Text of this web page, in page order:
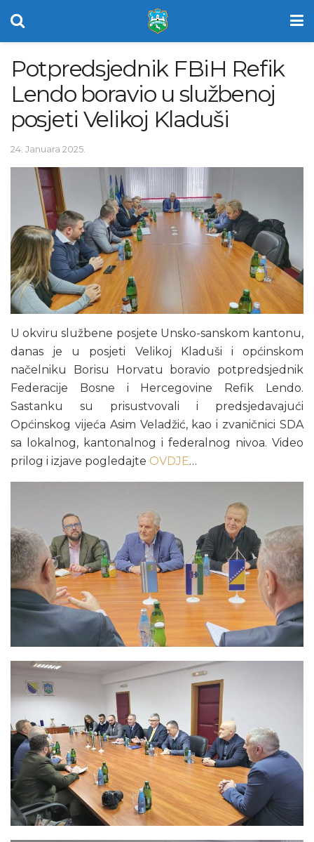
Potpredsjednik FBiH Refik
Lendo boravio u službenoj
posjeti Velikoj Kladuši
24. Januara 2025.
U okviru službene posjete Unsko-sanskom kantonu,
danas je u posjeti Velikoj Kladuši i općinskom
načelniku Borisu Horvatu boravio potpredsjednik
Federacije Bosne i Hercegovine Refik Lendo.
Sastanku su prisustvovali i predsjedavajući
Općinskog vijeća Asim Veladžić, kao i zvaničnici SDA
sa lokalnog, kantonalnog i federalnog nivoa. Video
prilog i izjave pogledajte OVDJE…